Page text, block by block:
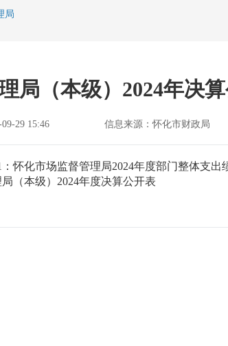
局
局（本级）2024年决
29 15:46 信息来源：怀化市财政局
：怀化市场监督管理局2024年度部门整体支出
（本级）2024年度决算公开表